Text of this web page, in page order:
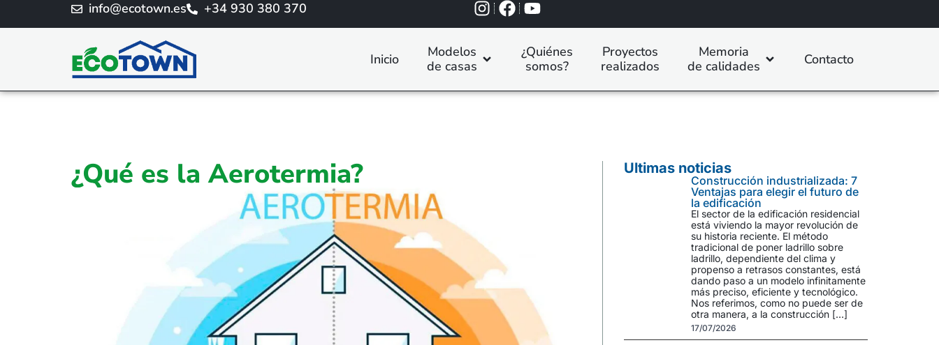
info@ecotown.es +34 930 380 370
Inicio
Modelos
de casas
¿Quiénes
somos?
Proyectos
realizados
Memoria
de calidades
Contacto
¿Qué es la Aerotermia? Ultimas noticias
Construcción industrializada: 7
Ventajas para elegir el futuro de
la edificación
El sector de la edificación residencial
está viviendo la mayor revolución de
su historia reciente. El método
tradicional de poner ladrillo sobre
ladrillo, dependiente del clima y
propenso a retrasos constantes, está
dando paso a un modelo infinitamente
más preciso, eficiente y tecnológico.
Nos referimos, como no puede ser de
otra manera, a la construcción […]
17/07/2026